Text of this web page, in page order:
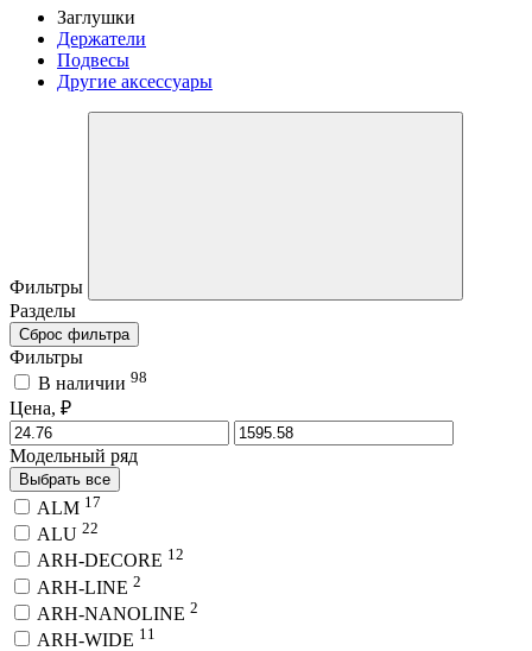
Заглушки
Держатели
Подвесы
Другие аксессуары
Фильтры
Разделы
Сброс фильтра
Фильтры
В наличии 98
Цена, ₽
Модельный ряд
Выбрать все
ALM 17
ALU 22
ARH-DECORE 12
ARH-LINE 2
ARH-NANOLINE 2
ARH-WIDE 11